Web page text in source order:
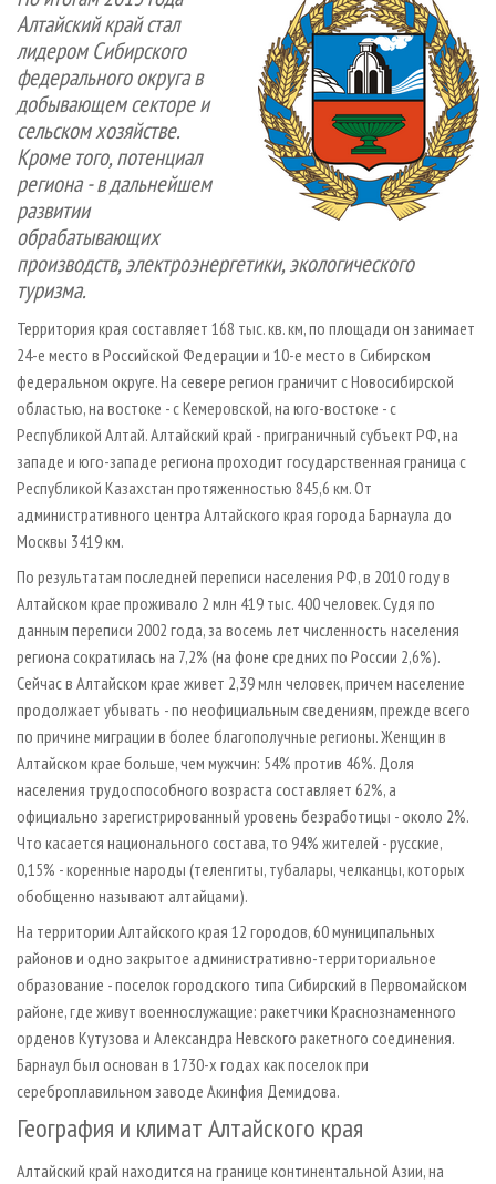
СУШКА ДРЕВЕСИНЫ
ПРОИЗВОДСТВО ДРЕВЕСНЫХ ПЛИТ
ДЕРЕВЯННОЕ ДОМОСТРОЕНИЕ
ПРОИЗВОДСТВО МЕБЕЛИ
БИОЭНЕРГЕТИКА
ЦБП
ИНСТРУМЕНТ И МАТЕРИАЛЫ
ПЕРСОНЫ
МОБИЛЬНЫЕ ВЫСТАВКИ
ОФИЦИАЛЬНЫЕ ДЕЛЕГАЦИИ
ПРИОРИТЕТНЫЕ ИНВЕСТПРОЕКТЫ
RUSSIAN FORESTRY REVIEW
ГАЗЕТА ЛЕСПРОМФОРУМ
БИБЛИОТЕКА СПЕЦИАЛИСТА
КОНТАКТЫ
РЕКЛАМА
РЕКЛАМА НА САЙТЕ
Алтайский край стал
лидером Сибирского
федерального округа в
добывающем секторе и
сельском хозяйстве.
Кроме того, потенциал
региона - в дальнейшем
развитии
обрабатывающих
производств, электроэнергетики, экологического
туризма.
Территория края составляет 168 тыс. кв. км, по площади он занимает
24­-е место в Российской Федерации и 10­-е место в Сибирском
федеральном округе. На севере регион граничит с Новосибирской
областью, на востоке - с Кемеровской, на юго­-востоке - с
Республикой Алтай. Алтайский край - приграничный субъект РФ, на
западе и юго-западе региона проходит государственная граница с
Республикой Казахстан протяженностью 845,6 км. От
административного центра Алтайского края города Барнаула до
Москвы 3419 км.
По результатам последней переписи населения РФ, в 2010 году в
Алтайском крае проживало 2 млн 419 тыс. 400 человек. Судя по
данным переписи 2002 года, за восемь лет численность населения
региона сократилась на 7,2% (на фоне средних по России 2,6%).
Сейчас в Алтайском крае живет 2,39 млн человек, причем население
продолжает убывать - по неофициальным сведениям, прежде всего
по причине миграции в более благополучные регионы. Женщин в
Алтайском крае больше, чем мужчин: 54% против 46%. Доля
населения трудоспособного возраста составляет 62%, а
официально зарегистрированный уровень безработицы - около 2%.
Что касается национального состава, то 94% жителей - русские,
0,15% - коренные народы (теленгиты, тубалары, челканцы, которых
обобщенно называют алтайцами).
На территории Алтайского края 12 городов, 60 муниципальных
районов и одно закрытое административно­-территориальное
образование - поселок городского типа Сибирский в Первомайском
районе, где живут военнослужащие: ракетчики Краснознаменного
орденов Кутузова и Александра Невского ракетного соединения.
Барнаул был основан в 1730-х годах как поселок при
сереброплавильном заводе Акинфия Демидова.
География и климат Алтайского края
Алтайский край находится на границе континентальной Азии, на